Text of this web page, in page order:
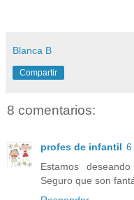
Blanca B
Compartir
8 comentarios:
profes de infantil 6
Estamos
Seguro que son